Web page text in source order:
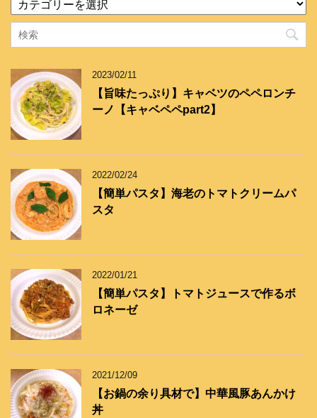
テ
ゴ
リ
2023/02/11
【旨味たっぷり】キャベツのペペロンチ
ーノ【キャベペペpart2】
2022/02/24
【簡単パスタ】海老のトマトクリームパ
スタ
2022/01/21
【簡単パスタ】トマトジュースで作るボ
ロネーゼ
2021/12/09
【お鍋の余り具材で】中華風豚あんかけ
丼